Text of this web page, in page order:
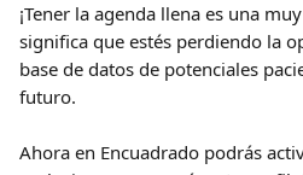
¡Tener la agenda llena es una
significa que estés perdiendo la
base de datos de potenciales
futuro.
Ahora en Encuadrado podrás